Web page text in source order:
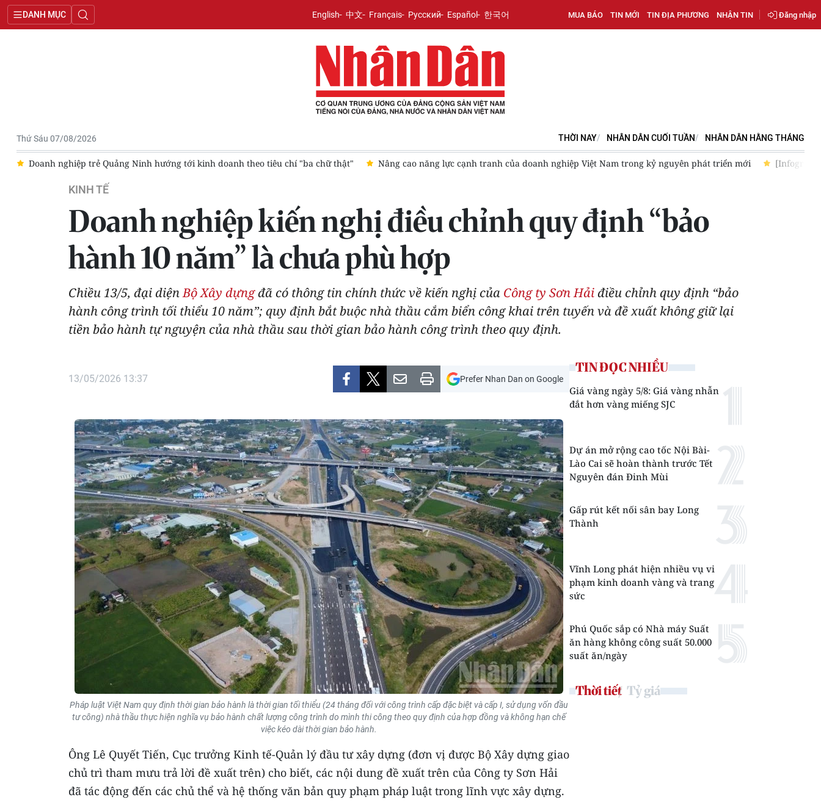
DANH MỤC English 中文 Français Русский Español 한국어 MUA BÁO TIN MỚI TIN ĐỊA PHƯƠNG NHẬN TIN Đăng nhập
Thứ Sáu 07/08/2026 THỜI NAY NHÂN DÂN CUỐI TUẦN NHÂN DÂN HẰNG THÁNG
tiêu chí "ba chữ thật" Nâng cao năng lực cạnh tranh của doanh nghiệp Việt Nam trong kỷ nguyên phát triển mới [Infographic] Chứng khoán tuần 3-7/8: Thị trường tuần đầu tháng 8 tiếp
KINH TẾ
Doanh nghiệp kiến nghị điều chỉnh quy định “bảo
hành 10 năm” là chưa phù hợp
Chiều 13/5, đại diệnBộ Xây dựngđã có thông tin chính thức về kiến nghị của Công ty Sơn Hảiđiều chỉnh quy định “bảo
hành công trình tối thiểu 10 năm”; quy định bắt buộc nhà thầu cắm biển công khai trên tuyến và đề xuất không giữ lại
tiền bảo hành tự nguyện của nhà thầu sau thời gian bảo hành công trình theo quy định.
13/05/2026 13:37 Prefer Nhan Dan on Google
Pháp luật Việt Nam quy định thời gian bảo hành là thời gian tối thiểu (24 tháng đối với công trình cấp đặc biệt và cấp I, sử dụng vốn đầu
tư công) nhà thầu thực hiện nghĩa vụ bảo hành chất lượng công trình do mình thi công theo quy định của hợp đồng và không hạn chế
việc kéo dài thời gian bảo hành.
Ông Lê Quyết Tiến, Cục trưởng Kinh tế-Quản lý đầu tư xây dựng (đơn vị được Bộ Xây dựng giao
chủ trì tham mưu trả lời đề xuất trên) cho biết, các nội dung đề xuất trên của Công ty Sơn Hải
đã tác động đến các chủ thể và hệ thống văn bản quy phạm pháp luật trong lĩnh vực xây dựng.
TIN ĐỌC NHIỀU
Giá vàng ngày 5/8: Giá vàng nhẫn
đắt hơn vàng miếng SJC
Dự án mở rộng cao tốc Nội Bài-
Lào Cai sẽ hoàn thành trước Tết
Nguyên đán Đinh Mùi
Gấp rút kết nối sân bay Long
Thành
Vĩnh Long phát hiện nhiều vụ vi
phạm kinh doanh vàng và trang
sức
Phú Quốc sắp có Nhà máy Suất
ăn hàng không công suất 50.000
suất ăn/ngày
Thời tiết Tỷ giá